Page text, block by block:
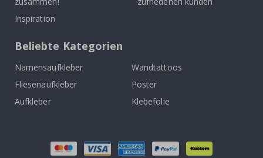
Inspiration
Beliebte Kategorien
Namensaufkleber
Wandtattoos
Fliesenaufkleber
Poster
Aufkleber
Klebefolie